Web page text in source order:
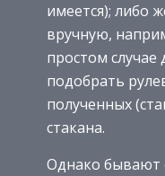
имеется); либо
вручную,
простом
подобрать
полученных
стакана.
Однако бывают